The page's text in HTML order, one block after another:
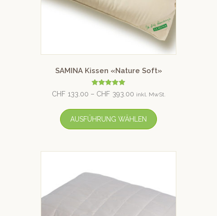
SAMINA Kissen «Nature Soft»
Bewertet mit
5.00
CHF 133.00 – CHF 393.00 inkl. MwSt.
AUSFÜHRUNG WÄHLEN